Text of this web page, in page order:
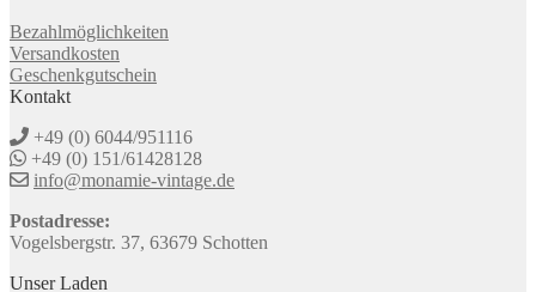
Bezahlmöglichkeiten
Versandkosten
Geschenkgutschein
Kontakt
+49 (0) 6044/951116
+49 (0) 151/61428128
info@monamie-vintage.de
Postadresse:
Vogelsbergstr. 37, 63679 Schotten
Unser Laden